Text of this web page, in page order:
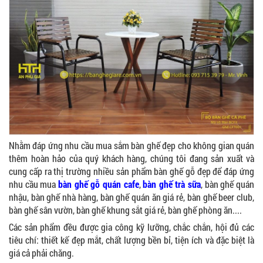
Nhằm đáp ứng nhu cầu mua sắm bàn ghế đẹp cho không gian quán
thêm hoàn hảo của quý khách hàng, chúng tôi đang sản xuất và
cung cấp ra thị trường nhiều sản phẩm bàn ghế gỗ đẹp để đáp ứng
nhu cầu muabàn ghế gỗ quán cafe,bàn ghế trà sữa, bàn ghế quán
nhậu, bàn ghế nhà hàng, bàn ghế quán ăn giá rẻ, bàn ghế beer club,
bàn ghế sân vườn, bàn ghế khung sắt giá rẻ, bàn ghế phòng ăn....
Các sản phẩm đều được gia công kỹ lưỡng, chắc chắn, hội đủ các
tiêu chí: thiết kế đẹp mắt, chất lượng bền bỉ, tiện ích và đặc biệt là
giá cả phải chăng.